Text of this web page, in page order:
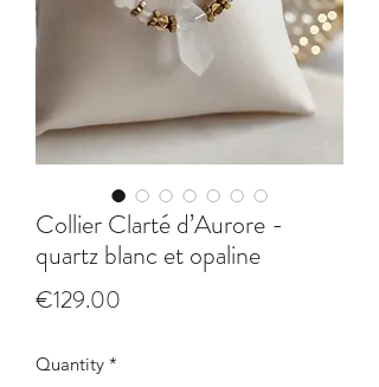
Collier Clarté d’Aurore -
quartz blanc et opaline
€129.00
Quantity *